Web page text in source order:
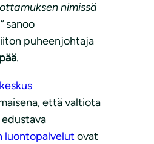
nimissä
sanoo
puheenjohtaja
.
että valtiota
luontopalvelut ovat